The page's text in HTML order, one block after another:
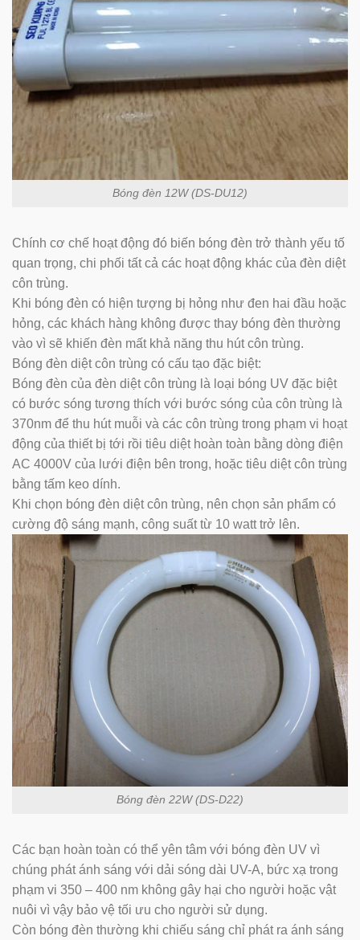
Bóng đèn 12W (DS-DU12)
Chính cơ chế hoạt động đó biến bóng đèn trở thành yếu tố
quan trọng, chi phối tất cả các hoạt động khác của đèn diệt
côn trùng.
Khi bóng đèn có hiện tượng bị hỏng như đen hai đầu hoặc
hỏng, các khách hàng không được thay bóng đèn thường
vào vì sẽ khiến đèn mất khả năng thu hút côn trùng.
Bóng đèn diệt côn trùng có cấu tạo đặc biệt:
Bóng đèn của đèn diệt côn trùng là loại bóng UV đặc biệt
có bước sóng tương thích với bước sóng của côn trùng là
370nm để thu hút muỗi và các côn trùng trong phạm vi hoạt
động của thiết bị tới rồi tiêu diệt hoàn toàn bằng dòng điện
AC 4000V của lưới điện bên trong, hoặc tiêu diệt côn trùng
bằng tấm keo dính.
Khi chọn bóng đèn diệt côn trùng, nên chọn sản phẩm có
cường độ sáng mạnh, công suất từ 10 watt trở lên.
Bóng đèn 22W (DS-D22)
Các bạn hoàn toàn có thể yên tâm với bóng đèn UV vì
chúng phát ánh sáng với dải sóng dài UV-A, bức xạ trong
phạm vi 350 – 400 nm không gây hại cho người hoặc vật
nuôi vì vậy bảo vệ tối ưu cho người sử dụng.
Còn bóng đèn thường khi chiếu sáng chỉ phát ra ánh sáng